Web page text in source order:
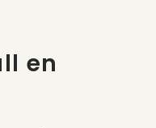
en